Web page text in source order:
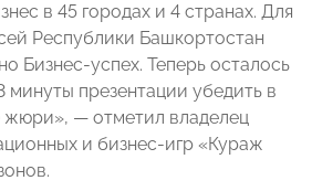
в 45 городах и 4 странах. Для
Республики Башкортостан
Бизнес-успех. Теперь осталось
минуты презентации убедить в
жюри», — отметил владелец
и бизнес-игр «Кураж